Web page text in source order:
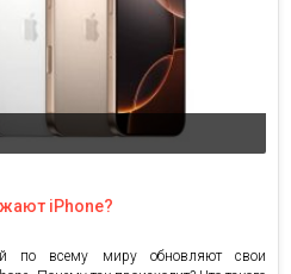
iPhone?
по всему миру обновляют свои